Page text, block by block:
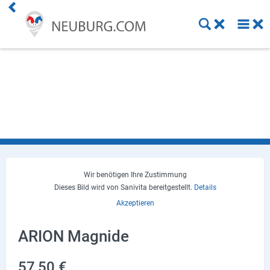
Wir benötigen Ihre Zustimmung
Dieses Bild wird von Sanivita bereitgestellt. Details
Akzeptieren
ARION Magnide
Dienstleistung